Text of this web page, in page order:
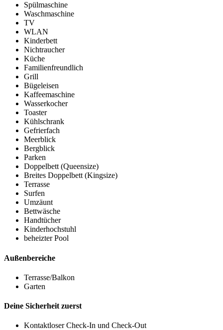
Spülmaschine
Waschmaschine
TV
WLAN
Kinderbett
Nichtraucher
Küche
Familienfreundlich
Grill
Bügeleisen
Kaffeemaschine
Wasserkocher
Toaster
Kühlschrank
Gefrierfach
Meerblick
Bergblick
Parken
Doppelbett (Queensize)
Breites Doppelbett (Kingsize)
Terrasse
Surfen
Umzäunt
Bettwäsche
Handtücher
Kinderhochstuhl
beheizter Pool
Außenbereiche
Terrasse/Balkon
Garten
Deine Sicherheit zuerst
Kontaktloser Check-In und Check-Out